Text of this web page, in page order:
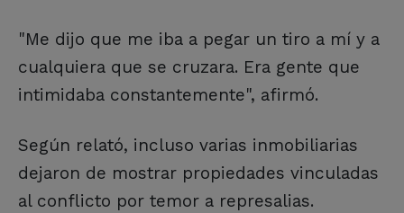
"Me dijo que me iba a pegar un tiro a mí y a
cualquiera que se cruzara. Era gente que
intimidaba constantemente", afirmó.
Según relató, incluso varias inmobiliarias
dejaron de mostrar propiedades vinculadas
al conflicto por temor a represalias.